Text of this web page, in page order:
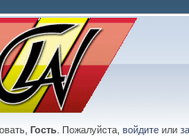
Гость. Пожалуйста, войдитеили